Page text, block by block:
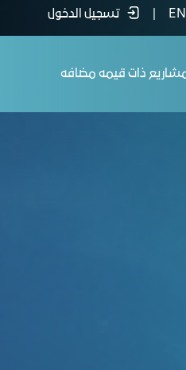
EN تسجيل الدخول
ذات قيمه مضافه